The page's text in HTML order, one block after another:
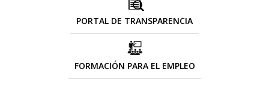
PORTAL DE TRANSPARENCIA
FORMACIÓN PARA EL EMPLEO